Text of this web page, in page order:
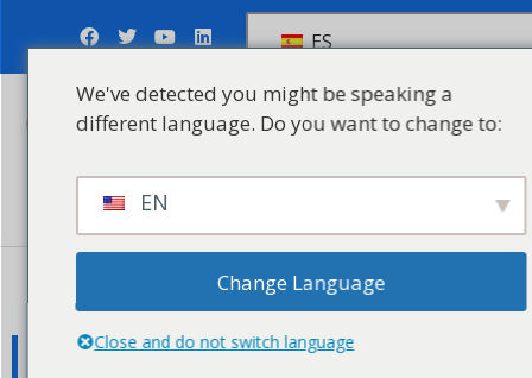
ES
Enviar solicitud
13 de septiembre de 2023
¿Cuánto cuesta el envasado?
We've detected you might be speaking a
different language. Do you want to change to:
EN
Change Language
Close and do not switch language